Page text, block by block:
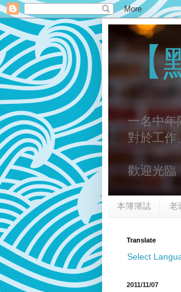
【
一名中年
對於工作
歡迎光臨
本簿簿誌 老
Translate
Select
2011/11/07